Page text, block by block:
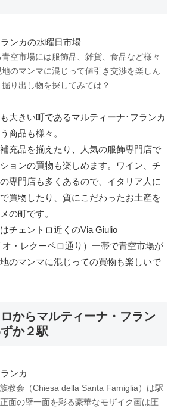
空市場には服飾品、雑貨、食品など様々
のマンマに混じって値引き交渉を楽しん
掘り出し物を探してみては？
大きい町であるマルティーナ･フランカ
商品も様々。
充品を揃えたり、人気の服飾専門店で
ョンの買物も楽しめます。ワイン、チ
専門店も多くあるので、イタリア人に
買物したり、質にこだわったお土産を
の町です。
チェントロ近くのVia Giulio
・レクーペロ通り）一帯で青空市場が
のマンマに混じっての買物も楽しいで
からマルティーナ・フラン
か２駅
教会（Chiesa della Santa Famiglia）は駅
面の壁一面を彩る豪華なモザイク画は圧